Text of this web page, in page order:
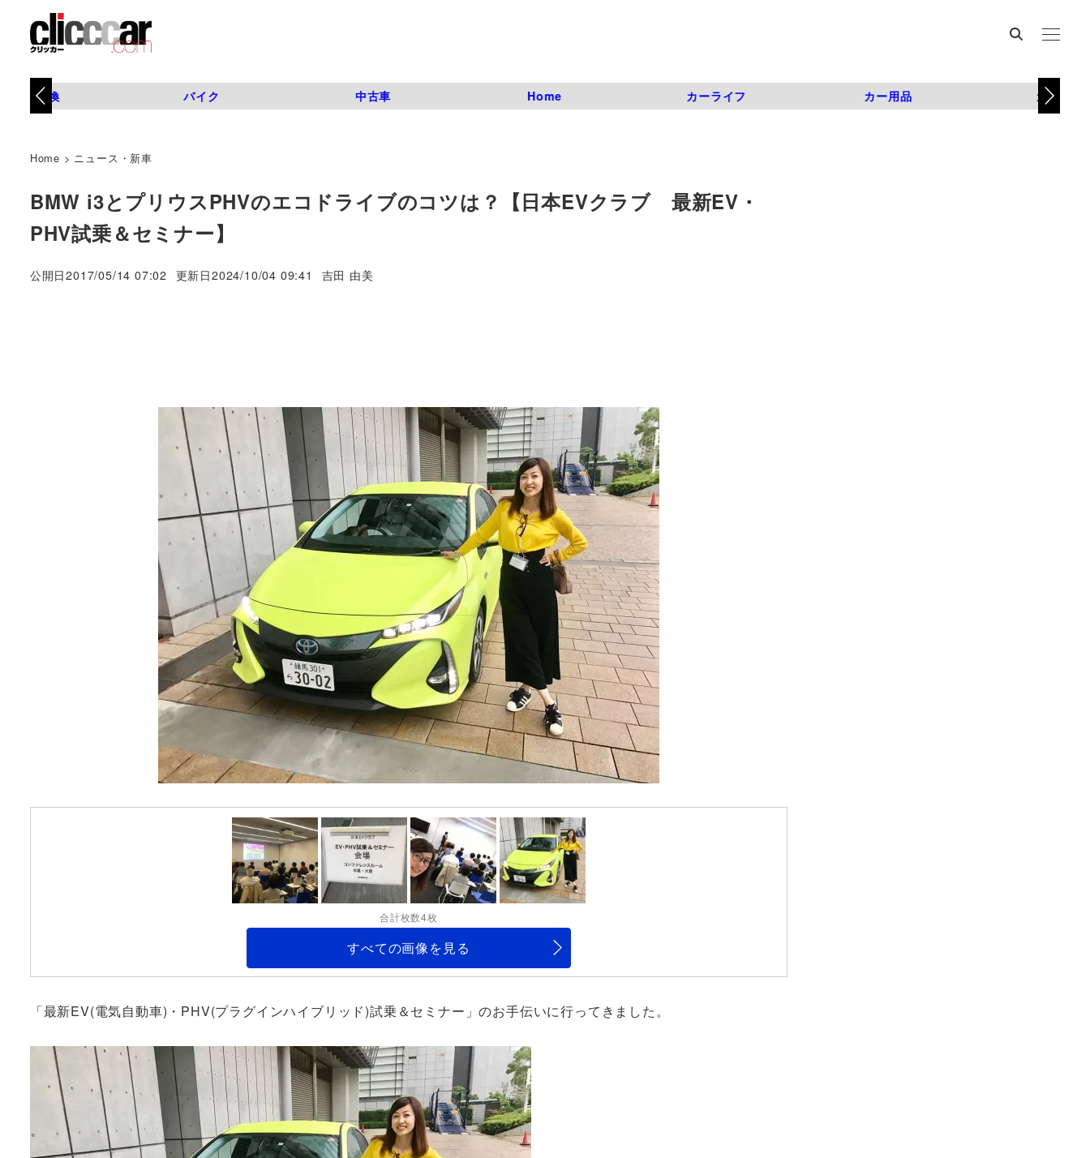
タイヤ交換 バイク 中古車 Home カーライフ カー用品 カスタム
Home > ニュース・新車
BMW i3とプリウスPHVのエコドライブのコツは？【日本EVクラブ 最新EV・
PHV試乗＆セミナー】
公開日2017/05/14 07:02 更新日2024/10/04 09:41
著
吉田 由美
合計枚数4枚
すべての画像を見る
「最新EV(電気自動車)・PHV(プラグインハイブリッド)試乗＆セミナー」のお手伝いに行ってきました。